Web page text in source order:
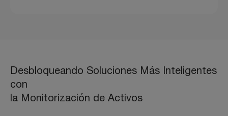
Desbloqueando Soluciones Más Inteligentes
con
la Monitorización de Activos